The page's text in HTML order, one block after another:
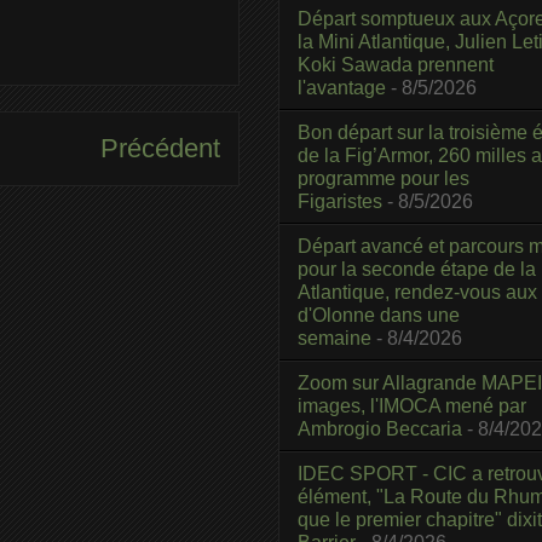
Précédent
Départ somptueux aux
la Mini Atlantique, Julien
Koki Sawada prennent
l'avantage - 8/5/2026
Bon départ sur la troisième
de la Fig’Armor, 260 milles
programme pour les
Figaristes - 8/5/2026
Départ avancé et parcours
pour la seconde étape de la
Atlantique, rendez-vous
d'Olonne dans une
semaine - 8/4/2026
Zoom sur Allagrande
images, l'IMOCA mené par
Ambrogio Beccaria - 8/4/
IDEC SPORT - CIC a
élément, "La Route du
que le premier chapitre"